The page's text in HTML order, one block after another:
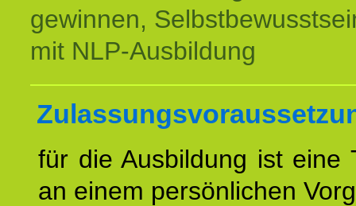
gewinnen,
mit NLP-Ausbildung
für die Ausbildung ist eine
an einem persönlichen